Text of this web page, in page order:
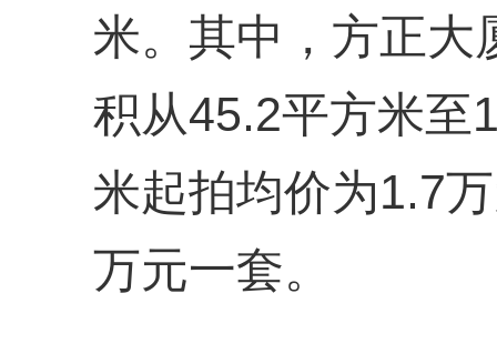
米。其中，方正大
积从45.2平方米至
米起拍均价为1.7
万元一套。